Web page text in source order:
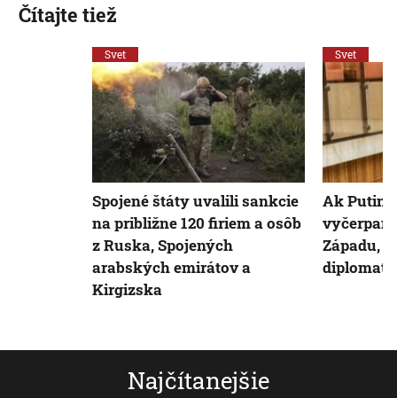
Najčítanejšie
Čítajte tiež
Svet
Spojené štáty uvalili sankcie
na približne 120 firiem a osôb
z Ruska, Spojených
arabských emirátov a
Kirgizska
Svet
Ak Putin
Západu,
diplomati